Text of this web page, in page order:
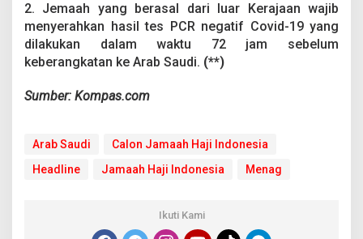
2. Jemaah yang berasal dari luar Kerajaan wajib
menyerahkan hasil tes PCR negatif Covid-19 yang
dilakukan dalam waktu 72 jam sebelum
keberangkatan ke Arab Saudi. (**)
Sumber: Kompas.com
Arab Saudi
Calon Jamaah Haji Indonesia
Headline
Jamaah Haji Indonesia Menag
Ikuti Kami